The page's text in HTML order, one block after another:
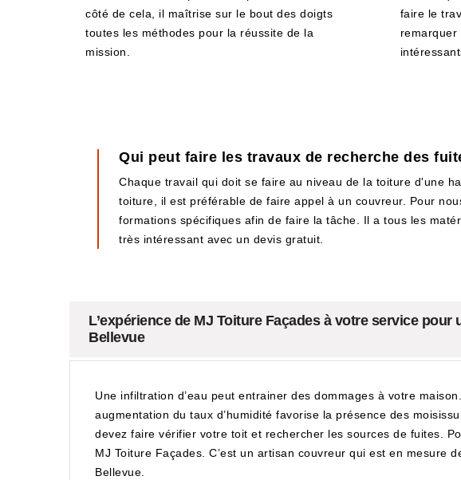
côté de cela, il maîtrise sur le bout des doigts
toutes les méthodes pour la réussite de la
mission.
faire le
Qui peut faire les travaux de recherche des
Chaque travail qui doit se faire au niveau de la toiture d'une
toiture, il est préférable de faire appel à un couvreur. Pour
formations spécifiques afin de faire la tâche. Il a tous les
très intéressant avec un devis gratuit.
L’expérience de MJ Toiture Façades à votre service
Bellevue
Une infiltration d’eau peut entrainer des dommages à votre
augmentation du taux d’humidité favorise la présence des
devez faire vérifier votre toit et rechercher les sources de fuites.
MJ Toiture Façades. C’est un artisan couvreur qui est en mesure
Bellevue.